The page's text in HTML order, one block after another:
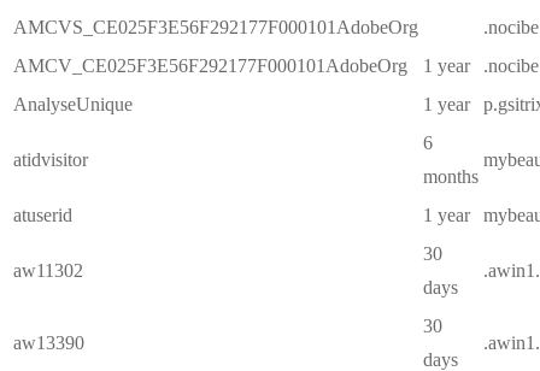
AMCVS_CE025F3E56F292177F000101AdobeOrg
AMCV_CE025F3E56F292177F000101AdobeOrg
1 year
AnalyseUnique
1 year
atidvisitor
6
months
atuserid 1 year
aw11302
30
days
aw13390
30
days